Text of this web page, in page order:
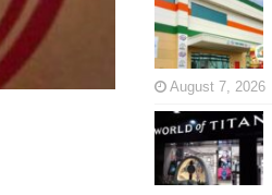
August 7, 2026